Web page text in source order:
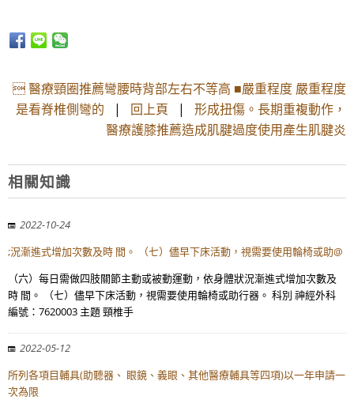
 醫療頸圈推薦彎腰時背部左右不等高 ■嚴重程度 嚴重程度
是看脊椎側彎的 | 回上頁 | 形成扭傷。長期重複動作，
醫療護膝推薦造成肌腱過度使用產生肌腱炎
相關知識
2022-10-24
;況漸進式增加次數及時 間。 （七）儘早下床活動，視需要使用輪椅或助@
（六）每日需做四肢關節主動或被動運動，依身體狀況漸進式增加次數及
時 間。 （七）儘早下床活動，視需要使用輪椅或助行器。 科別 神經外科
編號：7620003 主題 頸椎手
2022-05-12
所列各項目輔具(助聽器、 眼鏡、義眼、其他醫療輔具等四項)以一年申請一
次為限